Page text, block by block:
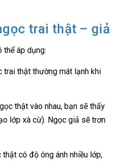
trai thật – giả
thể áp dụng:
trai thật thường mát lạnh khi
thật vào nhau, bạn sẽ thấy
lớp xà cừ). Ngọc giả sẽ trơn
thật có độ óng ánh nhiều lớp,